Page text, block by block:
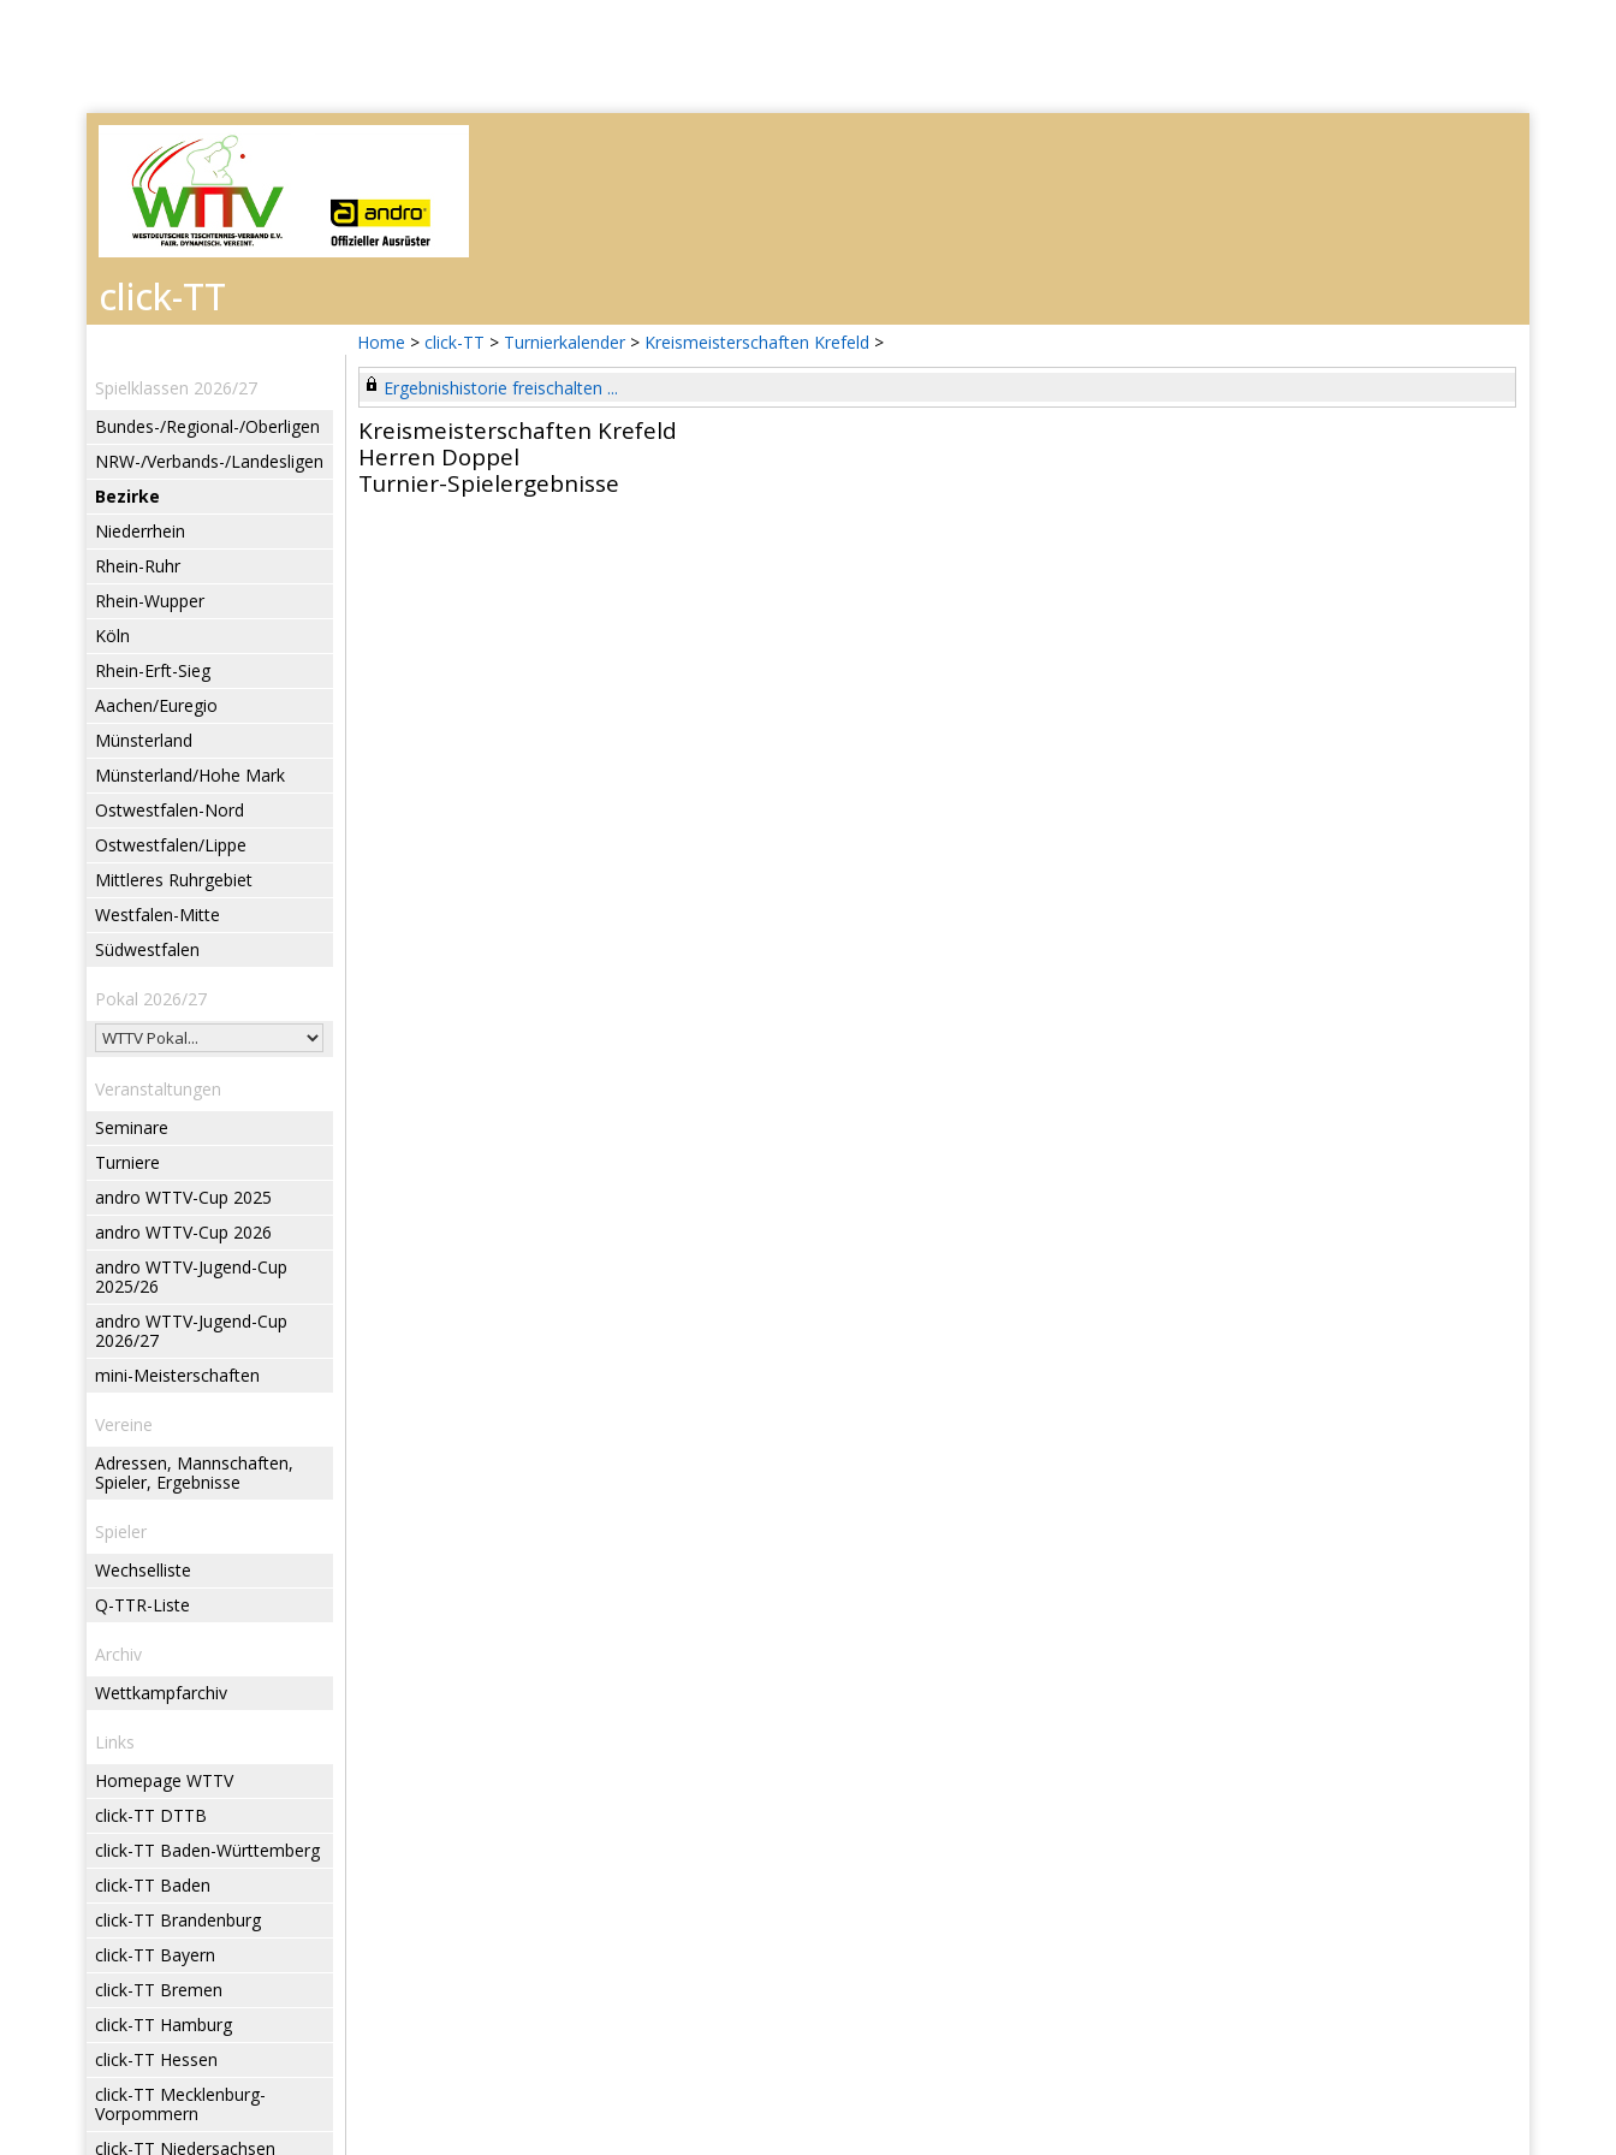
Home > click-TT > Turnierkalender > Kreismeisterschaften Krefeld >
Spielklassen 2026/27
Bundes-/Regional-/Oberligen
NRW-/Verbands-/Landesligen
Bezirke
Niederrhein
Rhein-Ruhr
Rhein-Wupper
Köln
Rhein-Erft-Sieg
Aachen/Euregio
Münsterland
Münsterland/Hohe Mark
Ostwestfalen-Nord
Ostwestfalen/Lippe
Mittleres Ruhrgebiet
Westfalen-Mitte
Südwestfalen
Pokal 2026/27
Veranstaltungen
Seminare
Turniere
andro WTTV-Cup 2025
andro WTTV-Cup 2026
andro WTTV-Jugend-Cup
2025/26
andro WTTV-Jugend-Cup
2026/27
mini-Meisterschaften
Vereine
Adressen, Mannschaften,
Spieler, Ergebnisse
Spieler
Wechselliste
Q-TTR-Liste
Archiv
Wettkampfarchiv
Links
Homepage WTTV
click-TT DTTB
click-TT Baden-Württemberg
click-TT Baden
click-TT Brandenburg
click-TT Bayern
click-TT Bremen
click-TT Hamburg
click-TT Hessen
click-TT Mecklenburg-
Vorpommern
click-TT Niedersachsen
Ergebnishistorie freischalten ...
Kreismeisterschaften Krefeld
Herren Doppel
Turnier-Spielergebnisse